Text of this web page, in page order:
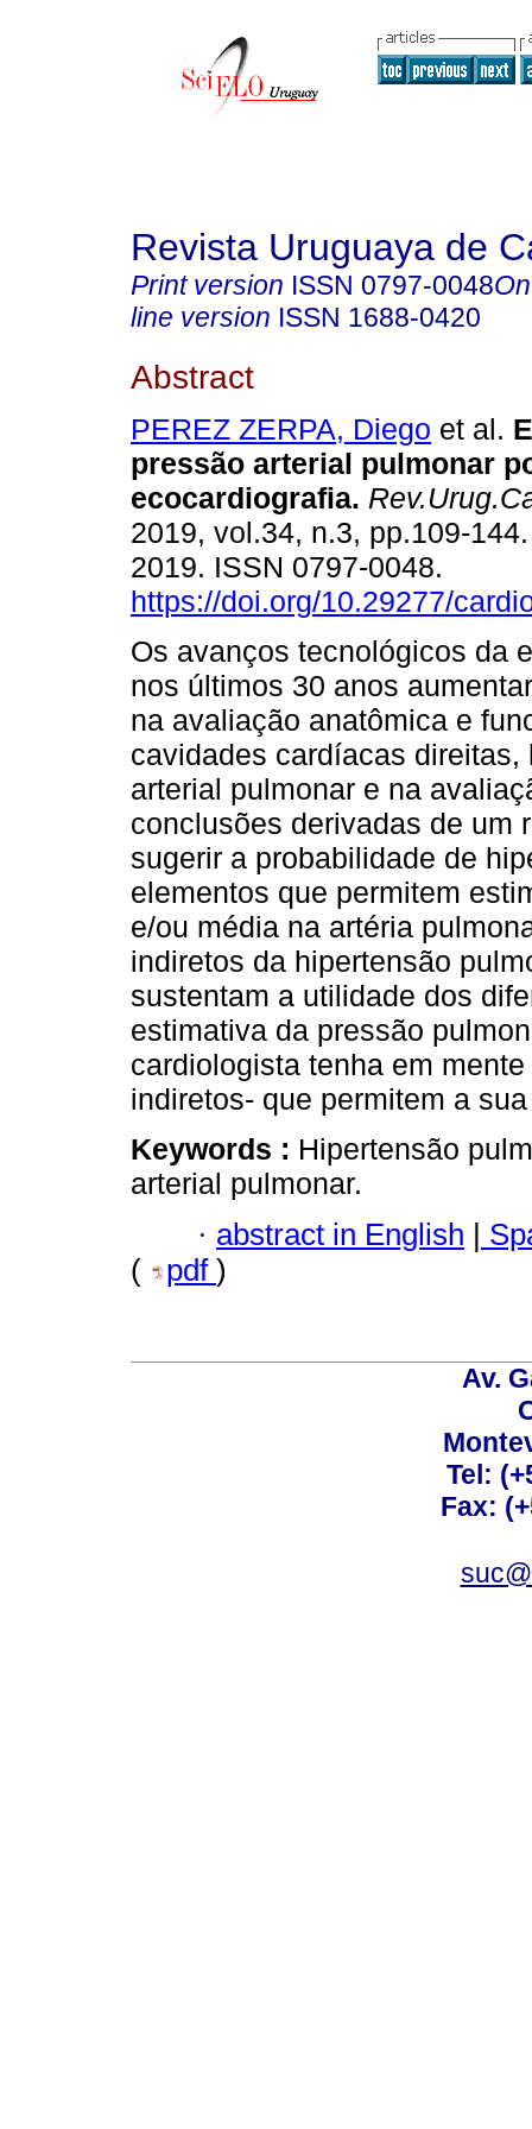
Revista Uruguaya de
Print version ISSN 0797-0048
line version ISSN 1688-0420
Abstract
PEREZ ZERPA, Diego et al.
pressão arterial pulmonar
ecocardiografia.
2019, vol.34, n.3, pp.109-
2019. ISSN 0797-0048.
https://doi.org/10.29277/
Os avanços tecnológicos da
nos últimos 30 anos
na avaliação anatômica e
cavidades cardíacas
arterial pulmonar e na
conclusões derivadas de um
sugerir a probabilidade de
elementos que permitem
e/ou média na artéria
indiretos da hipertensão
sustentam a utilidade dos
estimativa da pressão
cardiologista tenha em
indiretos- que permitem a
Keywords : Hipertensão
arterial pulmonar.
· abstract in English |
(
pdf )
Av.
Tel:
Fax: